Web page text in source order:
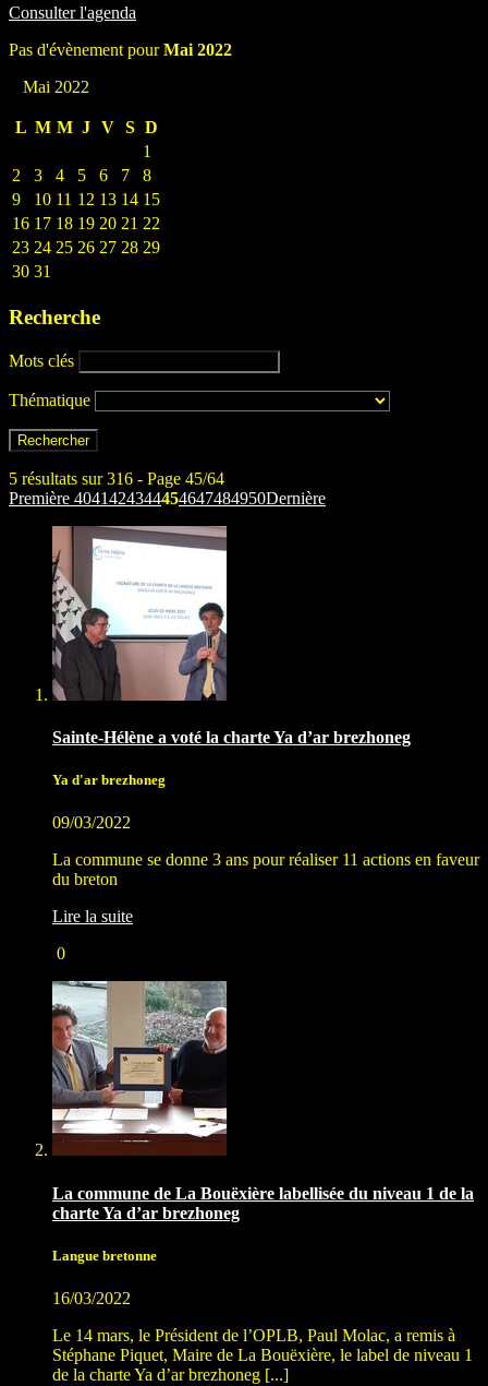
Consulter l'agenda
Pas d'évènement pourMai 2022
Mai 2022
L M M J V S D
1
2
3 4 5 6 7
8
9
10 11 12 13 14 15
16 17 18 19 20 21 22
23 24 25 26 27 28 29
30 31
Recherche
Mots clés
Thématique
5 résultats sur 316 - Page 45/64
Première 4041424344454647484950Dernière
Sainte-Hélène a voté la charte Ya d’ar brezhoneg
Ya d'ar brezhoneg
09/03/2022
La commune se donne 3 ans pour réaliser 11 actions en faveur
du breton
Lire la suite
0
La commune de La Bouëxière labellisée du niveau 1 de la
charte Ya d’ar brezhoneg
Langue bretonne
16/03/2022
Le 14 mars, le Président de l’OPLB, Paul Molac, a remis à
Stéphane Piquet, Maire de La Bouëxière, le label de niveau 1
de la charte Ya d’ar brezhoneg [...]